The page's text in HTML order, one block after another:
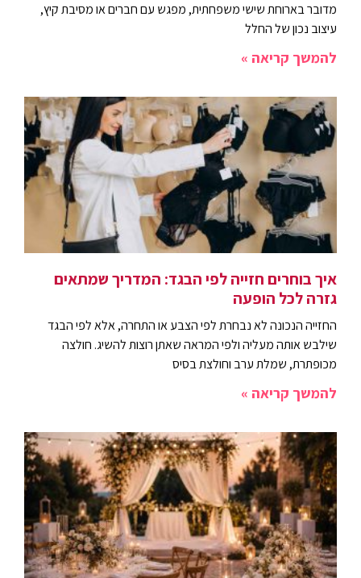
מדובר בארוחת שישי משפחתית, מפגש עם חברים או מסיבת קיץ,
עיצוב נכון של החלל
להמשך קריאה »
איך בוחרים חזייה לפי הבגד: המדריך שמתאים
גזרה לכל הופעה
החזייה הנכונה לא נבחרת לפי הצבע או התחרה, אלא לפי הבגד
שילבש אותה מעליה ולפי המראה שאתן רוצות להשיג. חולצה
מכופתרת, שמלת ערב וחולצת בסיס
להמשך קריאה »